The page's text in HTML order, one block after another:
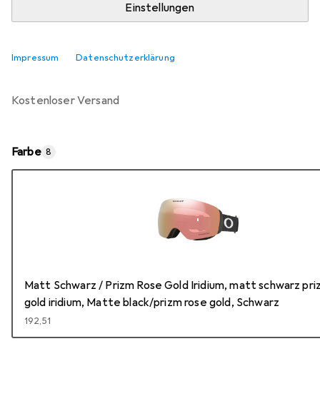
Einstellungen
Impressum Datenschutzerklärung
In den Warenkorb
Vergleichen
kostenloser Versand
Farbe 8
Matt Schwarz / Prizm Rose Gold Iridium, matt schwarz
gold iridium, Matte black/prizm rose gold, Schwarz
EUR
192,51